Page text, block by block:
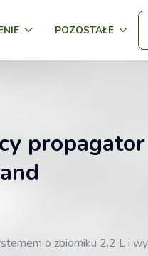
POZOSTAŁE
o zbiorniku 2,2 L i